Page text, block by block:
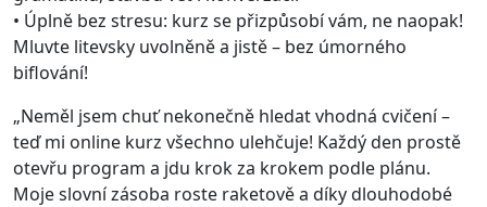
• Úplně bez stresu: kurz se přizpůsobí vám, ne naopak!
Mluvte litevsky uvolněně a jistě – bez úmorného
biflování!
„Neměl jsem chuť nekonečně hledat vhodná cvičení –
teď mi online kurz všechno ulehčuje! Každý den prostě
otevřu program a jdu krok za krokem podle plánu.
Moje slovní zásoba roste raketově a díky dlouhodobé